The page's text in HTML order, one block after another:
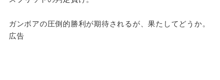
ガンボアの圧倒的勝利が期待されるが、果たしてどうか。
広告